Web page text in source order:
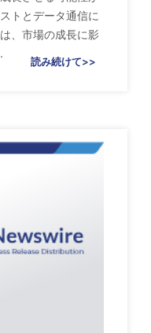
トとデータ通信に
、市場の成長に影
読み続けて>>